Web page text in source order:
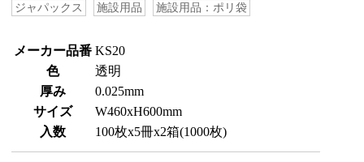
ジャパックス 施設用品 施設用品：ポリ袋
メーカー品番 KS20
色
透明
厚み
0.025mm
サイズ
W460xH600mm
入数
100枚x5冊x2箱(1000枚)